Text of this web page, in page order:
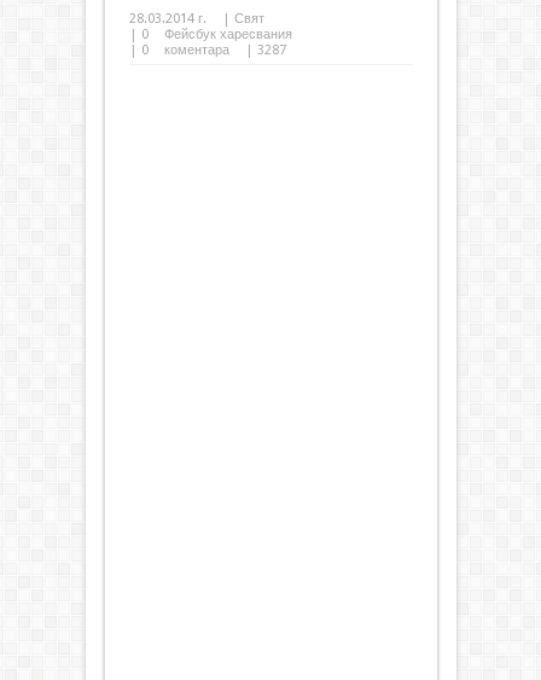
28.03.2014 г. | Свят
| 0
Фейсбук харесвания
| 0 коментара | 3287